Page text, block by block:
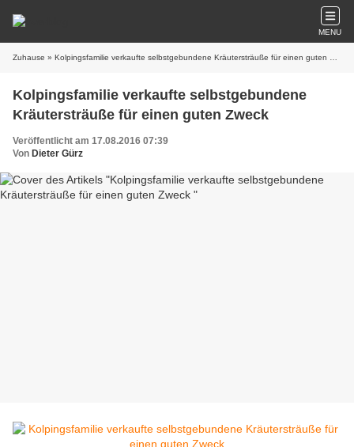
MENU
Zuhause » Kolpingsfamilie verkaufte selbstgebundene Kräutersträuße für einen guten Zweck
Kolpingsfamilie verkaufte selbstgebundene
Kräutersträuße für einen guten Zweck
Veröffentlicht am 17.08.2016 07:39
Von Dieter Gürz